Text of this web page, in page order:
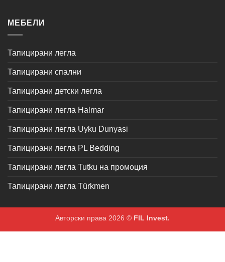
МЕБЕЛИ
Тапицирани легла
Тапицирани спални
Тапицирани детски легла
Тапицирани легла Halmar
Тапицирани легла Uyku Dunyasi
Тапицирани легла PL Bedding
Тапицирани легла Tutku на промоция
Тапицирани легла Türkmen
Авторски права 2026 © FIL Invest.